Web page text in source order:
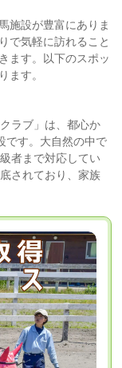
施設が豊富にありま
で気軽に訪れること
ます。以下のスポッ
ます。
ラブ」は、都心か
です。大自然の中で
者まで対応してい
されており、家族